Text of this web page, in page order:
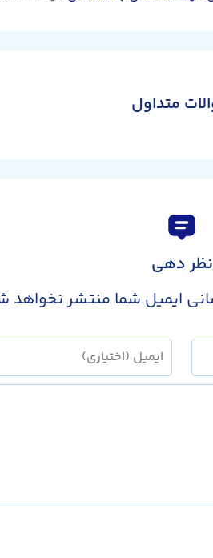
متداول
نظر دهی
ایمیل شما منتشر نخواهد